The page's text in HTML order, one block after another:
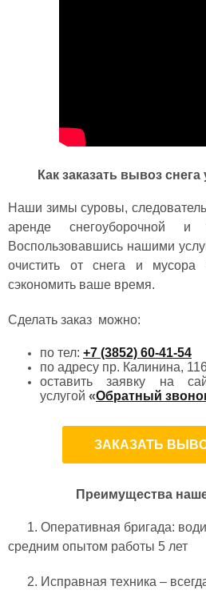
Как заказать вывоз
Наши зимы суровы,
аренде снегоуборочной и
Воспользовавшись нашими
очистить от снега и
сэкономить ваше время.
Сделать заказ можно:
по тел: +7 (3852) 60-41-54
по адресу пр. Калинина,
оставить заявку на
услугой «Обратный
ЗАКАЗАТЬ
Преимущества
1. Оперативная бригада:
средним опытом работы 5 лет
2. Исправная техника –